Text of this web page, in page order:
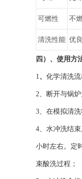
可燃性 不
清洗性能 优良
四）、使用方
1、 化学清洗
2、断开与锅
3、在模拟清
4、水冲洗结
小时左右。定
束酸洗过程；